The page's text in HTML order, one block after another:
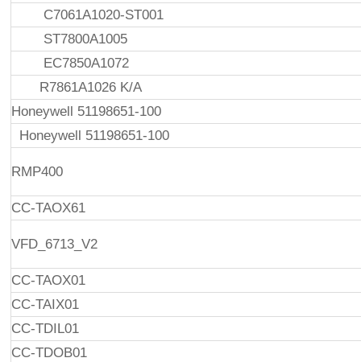
C7061A1020-ST001
ST7800A1005
EC7850A1072
R7861A1026 K/A
Honeywell 51198651-100
Honeywell 51198651-100
RMP400
CC-TAOX61
VFD_6713_V2
CC-TAOX01
CC-TAIX01
CC-TDIL01
CC-TDOB01